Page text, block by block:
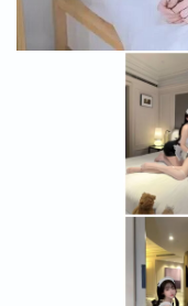
到一个陌生的城市怎么
同城上门联系方式_怎
年薪30-50万高薪求人！
【销量捷报】热烈祝贺
荆州益农饲料营销团队神